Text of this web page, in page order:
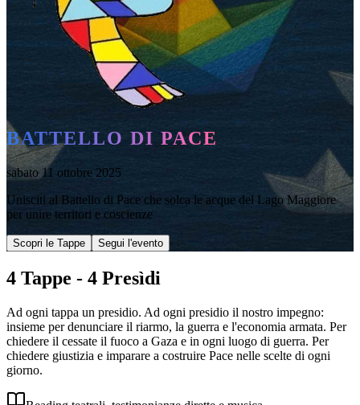
BATTELLO DI PACE
sabato 11 ottobre 2025
Unisciti al Battello di Pace che solca le acque del Lago Maggiore
per unire territori e coscienze
Scopri le Tappe Segui l'evento
4 Tappe - 4 Presìdi
Ad ogni tappa un presidio. Ad ogni presidio il nostro impegno:
insieme per denunciare il riarmo, la guerra e l'economia armata. Per
chiedere il cessate il fuoco a Gaza e in ogni luogo di guerra. Per
chiedere giustizia e imparare a costruire Pace nelle scelte di ogni
giorno.